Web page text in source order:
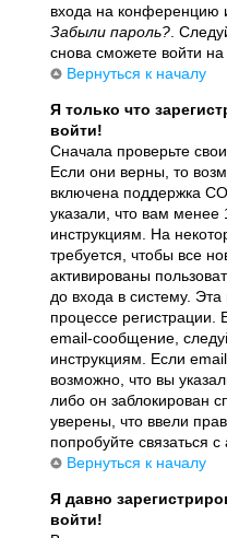
входа на конференцию
Забыли пароль? .
снова сможете войти
Вернуться к началу
Я только что
войти!
Сначала проверьте
Если они верны, то
включена поддержка
указали, что вам менее
инструкциям. На
требуется, чтобы все
активированы
до входа в систему.
процессе
email-сообщение,
инструкциям. Если
возможно, что вы
либо он заблокирован
уверены, что ввели
попробуйте связаться
Вернуться к началу
Я давно
войти!